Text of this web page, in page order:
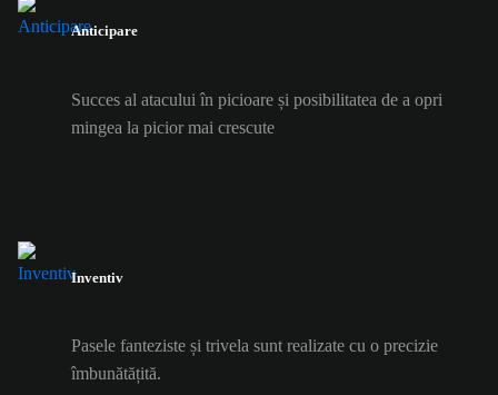
Anticipare
Succes al atacului în picioare și posibilitatea de a opri
mingea la picior mai crescute
Inventiv
Pasele fanteziste și trivela sunt realizate cu o precizie
îmbunătățită.